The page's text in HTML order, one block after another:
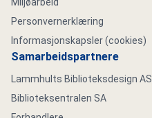
Personvernerklæring
Informasjonskapsler (cookies)
Samarbeidspartnere
Lammhults Biblioteksdesign AS
Biblioteksentralen SA